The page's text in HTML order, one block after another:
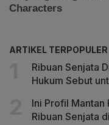
ARTIKEL TERPOPULER
Ribuan Senjata
Hukum Sebut
Ini Profil Mantan
Ribuan Senjata